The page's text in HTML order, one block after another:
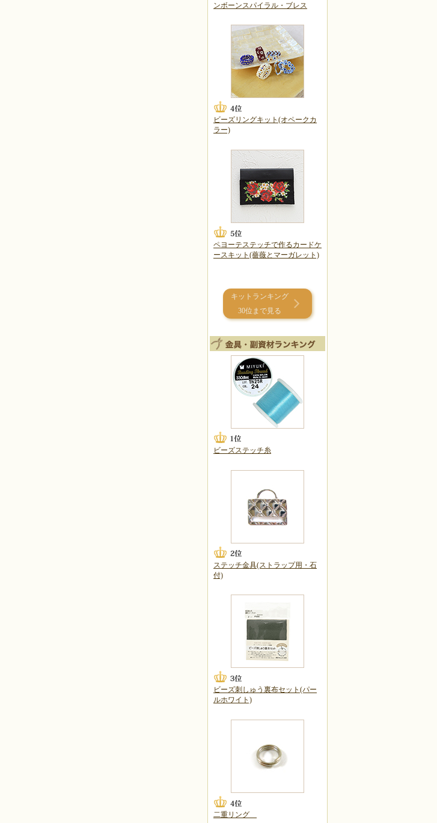
ンボーンスパイラル・ブレス
ビーズリングキット(オペークカ
ラー)
ペヨーテステッチで作るカードケ
ースキット(薔薇とマーガレット)
キットランキング
30位まで見る
ビーズステッチ糸
ステッチ金具(ストラップ用・石
付)
ビーズ刺しゅう裏布セット(パー
ルホワイト)
二重リング